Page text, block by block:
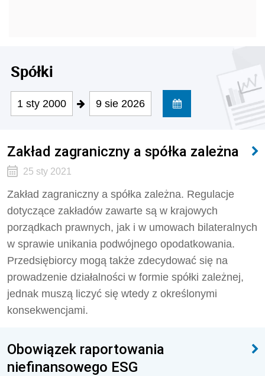
Spółki
1 sty 2000 9 sie 2026
Zakład zagraniczny a spółka zależna
25 sty 2021
Zakład zagraniczny a spółka zależna. Regulacje
dotyczące zakładów zawarte są w krajowych
porządkach prawnych, jak i w umowach bilateralnych
w sprawie unikania podwójnego opodatkowania.
Przedsiębiorcy mogą także zdecydować się na
prowadzenie działalności w formie spółki zależnej,
jednak muszą liczyć się wtedy z określonymi
konsekwencjami.
Obowiązek raportowania
niefinansowego ESG